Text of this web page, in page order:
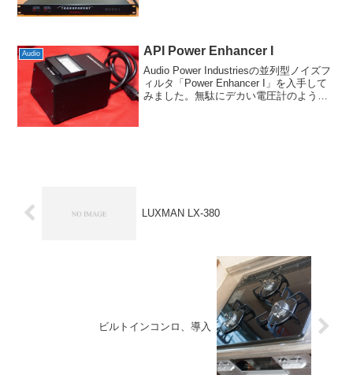
Audio API Power Enhancer I
Audio Power Industriesの並列型ノイズフ
ィルタ「Power Enhancer I」を入手して
みました。無駄にデカい電圧計のような
LUXMAN LX-380
ビルトインコンロ、導入